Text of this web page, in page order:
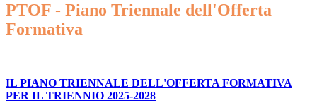
PTOF - Piano Triennale dell'Offerta
Formativa
IL PIANO TRIENNALE DELL'OFFERTA FORMATIVA
PER IL TRIENNIO 2025-2028